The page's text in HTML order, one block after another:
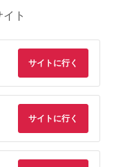
ト
サイトに行く
サイトに行く